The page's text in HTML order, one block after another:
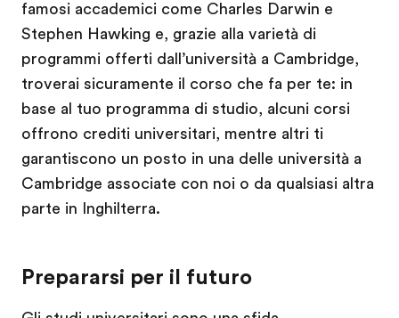
famosi accademici come Charles Darwin e
Stephen Hawking e, grazie alla varietà di
programmi offerti dall’università a Cambridge,
troverai sicuramente il corso che fa per te: in
base al tuo programma di studio, alcuni corsi
offrono crediti universitari, mentre altri ti
garantiscono un posto in una delle università a
Cambridge associate con noi o da qualsiasi altra
parte in Inghilterra.
Prepararsi per il futuro